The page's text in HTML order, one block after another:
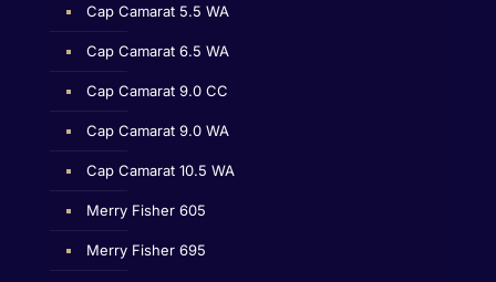
Cap Camarat 5.5 WA
Cap Camarat 6.5 WA
Cap Camarat 9.0 CC
Cap Camarat 9.0 WA
Cap Camarat 10.5 WA
Merry Fisher 605
Merry Fisher 695